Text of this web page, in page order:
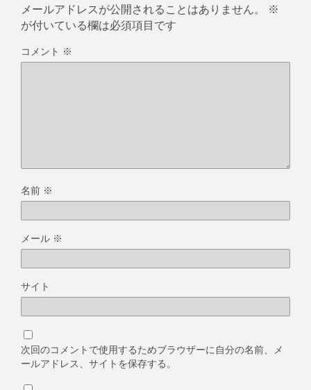
メールアドレスが公開されることはありません。
※
が付いている欄は必須項目です
コメント ※
名前 ※
メール ※
サイト
次回のコメントで使用するためブラウザーに自分の名前、メ
ールアドレス、サイトを保存する。